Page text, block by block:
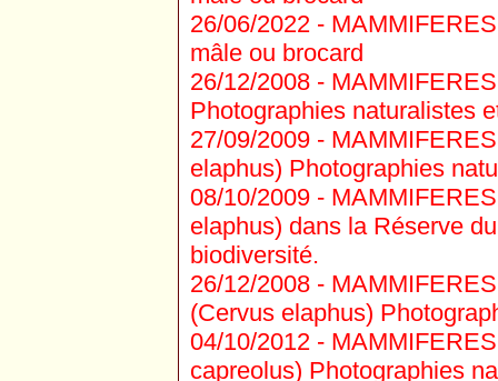
26/06/2022 -
mâle ou brocard
26/12/2008 -
Photographies naturalistes
27/09/2009 -
elaphus) Photographies
08/10/2009 -
elaphus) dans la Réserve
biodiversité.
26/12/2008 -
(Cervus elaphus)
04/10/2012 -
capreolus) Photographies